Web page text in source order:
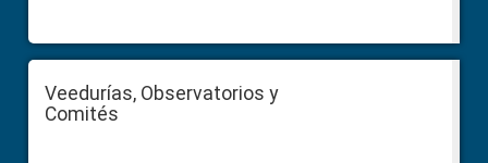
Veedurías, Observatorios y
Comités